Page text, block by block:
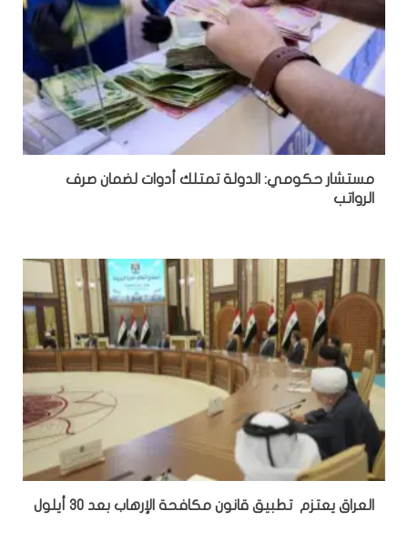
مستشار حكومي: الدولة تمتلك أدوات لضمان صرف
الرواتب
العراق يعتزم تطبيق قانون مكافحة الإرهاب بعد 30 أيلول